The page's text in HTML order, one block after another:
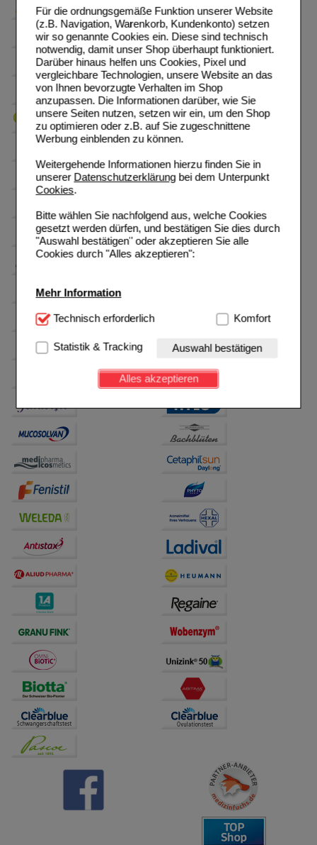
Für die ordnungsgemäße Funktion unserer Website
(z.B. Navigation, Warenkorb, Kundenkonto) setzen
wir so genannte Cookies ein. Diese sind technisch
notwendig, damit unser Shop überhaupt funktioniert.
Darüber hinaus helfen uns Cookies, Pixel und
vergleichbare Technologien, unsere Website an das
von Ihnen bevorzugte Verhalten im Shop
anzupassen. Die Informationen darüber, wie Sie
unsere Seiten nutzen, setzen wir ein, um den Shop
zu optimieren oder z.B. auf Sie zugeschnittene
Werbung einblenden zu können.
Weitergehende Informationen hierzu finden Sie in
unserer Datenschutzerklärungbei dem Unterpunkt
Cookies.
Bitte wählen Sie nachfolgend aus, welche Cookies
gesetzt werden dürfen, und bestätigen Sie dies durch
"Auswahl bestätigen" oder akzeptieren Sie alle
Cookies durch "Alles akzeptieren":
Mehr Information
Technisch Notwendig:Hierbei handelt es sich um
Website notwendig sind (z.B. Navigation, Warenkorb,
Kundenkonto), weshalb auf diese nicht verzichtet
werden kann.
Einkaufserlebnis noch ansprechender zu gestalten,
Besuchers oder unsere Seite an bevorzugte
Verhaltensweisen (z.B. Spracheinstellung)
anzupassen. Komfort-Cookies ermöglichen es uns
auch auf Ihre Bedürfnisse zugeschrittene Inhalte
anzuzeigen und unser Partnerprogramm zu
betreiben.
Statistik & Tracking:
Hierüber lassen sich
Informationen über die Art und Weise der Nutzung
unserer Website sammeln, mit deren Hilfe wir unsere
auf unserer Website aber auch die Werbung auf
Drittseiten möglichst relevant für Sie zu gestalten.
Bitte beachten Sie, dass Daten hierfür teilweise an
Dritte wie z.B. Google oder soziale Medien
Technisch erforderlich Komfort
Statistik & Tracking Auswahl bestätigen
Alles akzeptieren